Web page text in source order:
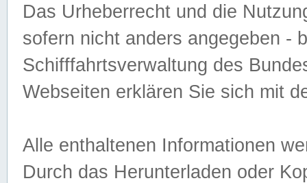
Das Urheberrecht und die
sofern nicht anders angegeben -
Schifffahrtsverwaltung des
Webseiten erklären Sie sich mit
Alle enthaltenen Informationen
Durch das Herunterladen oder